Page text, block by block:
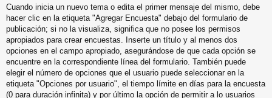
Cuando inicia un nuevo tema o edita el primer mensaje del mismo, debe
hacer clic en la etiqueta "Agregar Encuesta" debajo del formulario de
publicación; si no la visualiza, significa que no posee los permisos
apropiados para crear encuestas. Inserte un título y al menos dos
opciones en el campo apropiado, asegurándose de que cada opción se
encuentre en la correspondiente línea del formulario. También puede
elegir el número de opciones que el usuario puede seleccionar en la
etiqueta "Opciones por usuario", el tiempo límite en días para la encuesta
(0 para duración infinita) y por último la opción de permitir a lo usuarios